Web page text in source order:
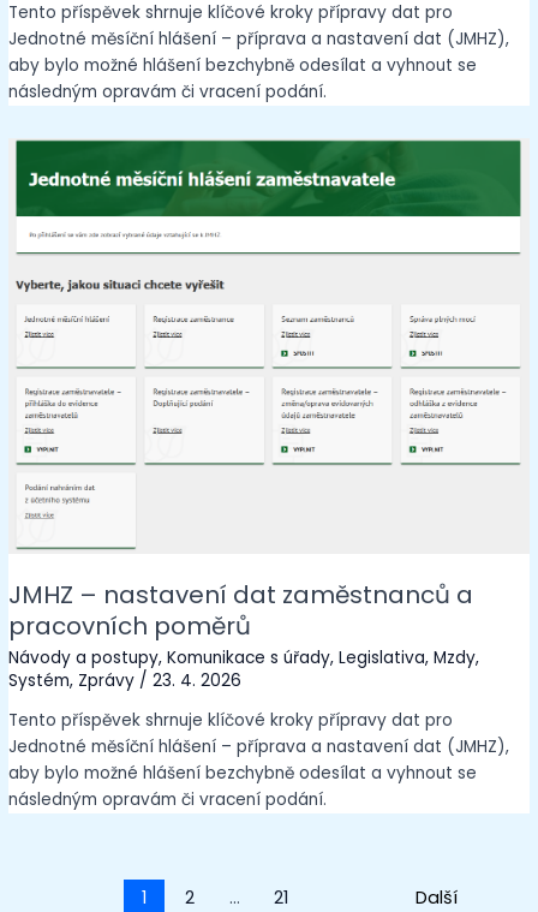
Tento příspěvek shrnuje klíčové kroky přípravy dat pro
Jednotné měsíční hlášení – příprava a nastavení dat (JMHZ),
aby bylo možné hlášení bezchybně odesílat a vyhnout se
následným opravám či vracení podání.
JMHZ – nastavení dat zaměstnanců a
pracovních poměrů
Návody a postupy,Komunikace s úřady,Legislativa,Mzdy,
Systém, Zprávy /23. 4. 2026
Tento příspěvek shrnuje klíčové kroky přípravy dat pro
Jednotné měsíční hlášení – příprava a nastavení dat (JMHZ),
aby bylo možné hlášení bezchybně odesílat a vyhnout se
následným opravám či vracení podání.
1 2 … 21 Next